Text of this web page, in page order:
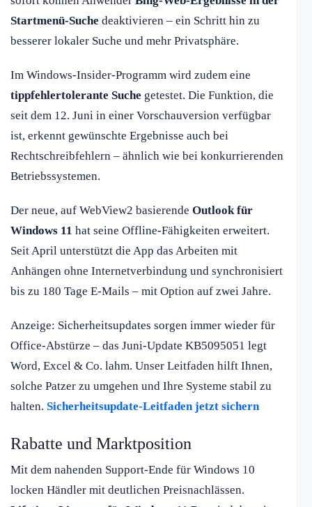
Startmenü-Suche deaktivieren – ein Schritt hin zu
besserer lokaler Suche und mehr Privatsphäre.
Im Windows-Insider-Programm wird zudem eine
tippfehlertolerante Suche getestet. Die Funktion, die
seit dem 12. Juni in einer Vorschauversion verfügbar
ist, erkennt gewünschte Ergebnisse auch bei
Rechtschreibfehlern – ähnlich wie bei konkurrierenden
Betriebssystemen.
Der neue, auf WebView2 basierende Outlook für
Windows 11 hat seine Offline-Fähigkeiten erweitert.
Seit April unterstützt die App das Arbeiten mit
Anhängen ohne Internetverbindung und synchronisiert
bis zu 180 Tage E-Mails – mit Option auf zwei Jahre.
Anzeige: Sicherheitsupdates sorgen immer wieder für
Office-Abstürze – das Juni-Update KB5095051 legt
Word, Excel & Co. lahm. Unser Leitfaden hilft Ihnen,
solche Patzer zu umgehen und Ihre Systeme stabil zu
halten. Sicherheitsupdate-Leitfaden jetzt sichern
Rabatte und Marktposition
Mit dem nahenden Support-Ende für Windows 10
locken Händler mit deutlichen Preisnachlässen.